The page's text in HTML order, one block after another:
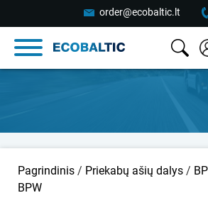
order@ecobaltic.lt
Pagrindinis / Priekabų ašių dalys /
BPW